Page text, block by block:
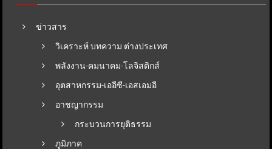
ข่าวสาร
วิเคราะห์ บทความ ต่างประเทศ
พลังงาน-คมนาคม-โลจิสติกส์
อุตสาหกรรม-เออีซี-เอสเอมอี
อาชญากรรม
กระบวนการยุติธรรม
ภูมิภาค